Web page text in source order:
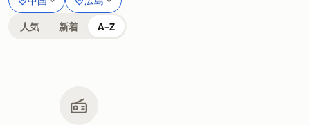
人気 新着 A–Z